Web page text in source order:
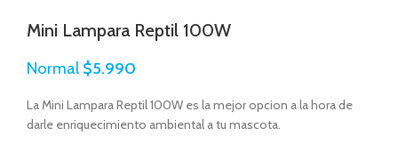
Mini Lampara Reptil 100W
Normal $5.990
La Mini Lampara Reptil 100W es la mejor opcion a la hora de
darle enriquecimiento ambiental a tu mascota.